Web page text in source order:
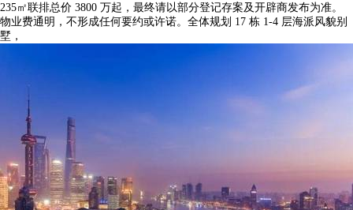
235㎡联排总价 3800 万起，最终请以部分登记存案及开辟商发布为准。
物业费通明，不形成任何要约或许诺。全体规划 17 栋 1-4 层海派风貌别
墅，